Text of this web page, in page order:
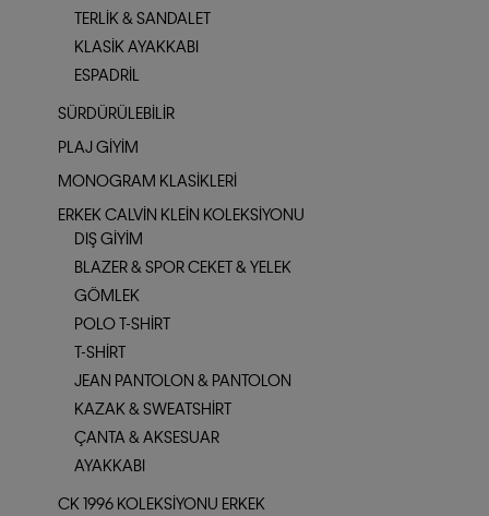
TERLIK & SANDALET
KLASIK AYAKKABI
ESPADRIL
SÜRDÜRÜLEBILIR
PLAJ GIYIM
MONOGRAM KLASIKLERI
ERKEK CALVIN KLEIN KOLEKSIYONU
DIŞ GIYIM
BLAZER & SPOR CEKET & YELEK
GÖMLEK
POLO T-SHIRT
T-SHIRT
JEAN PANTOLON & PANTOLON
KAZAK & SWEATSHIRT
ÇANTA & AKSESUAR
AYAKKABI
CK 1996 KOLEKSIYONU ERKEK